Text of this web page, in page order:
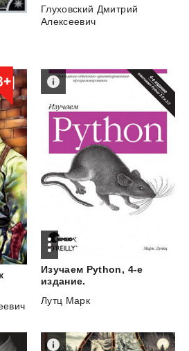
Глуховский Дмитрий
Алексеевич
Изучаем Python, 4-е
издание.
Лутц Марк